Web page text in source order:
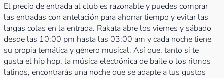
El precio de entrada al club es razonable y puedes comprar
las entradas con antelación para ahorrar tiempo y evitar las
largas colas en la entrada. Rakata abre los viernes y sábado
desde las 10:00 pm hasta las 03:00 am y cada noche tiene
su propia temática y género musical. Así que, tanto si te
gusta el hip hop, la música electrónica de baile o los ritmos
latinos, encontrarás una noche que se adapte a tus gustos